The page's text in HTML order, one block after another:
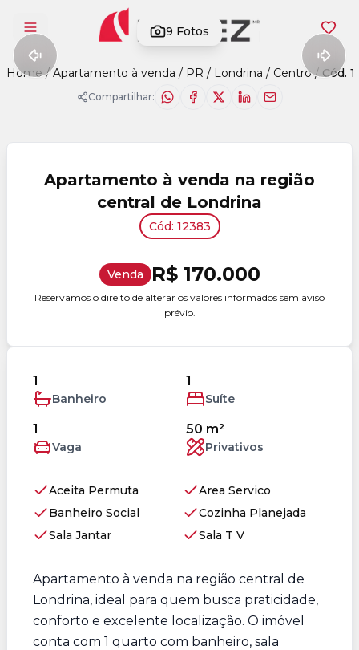
Abrir menu 9 Fotos
Home / Apartamento à venda / PR / Londrina / Centro / Cód.
Compartilhar:
Apartamento à venda na região
central de Londrina
Cód: 12383
Venda R$ 170.000
Reservamos o direito de alterar os valores informados sem aviso
prévio.
1
Banheiro
1
Suíte
1
Vaga
50 m²
Privativos
Aceita Permuta
Area Servico
Banheiro Social
Cozinha Planejada
Sala Jantar
Sala T V
Apartamento à venda na região central de
Londrina, ideal para quem busca praticidade,
conforto e excelente localização. O imóvel
conta com 1 quarto com banheiro, sala